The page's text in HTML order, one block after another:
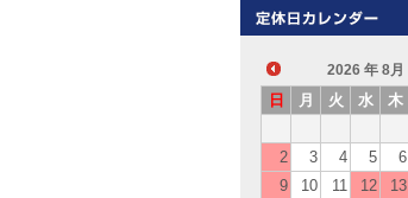
2026 年 8月
日 月 火 水 木
2
3 4 5 6
9
10 11 12 13